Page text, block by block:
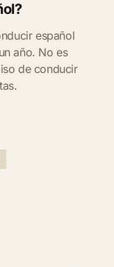
español
año. No es
de conducir